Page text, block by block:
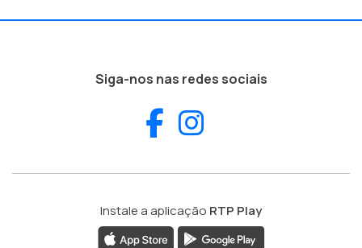
Siga-nos nas redes sociais
Facebook
Instale a aplicação RTP Play